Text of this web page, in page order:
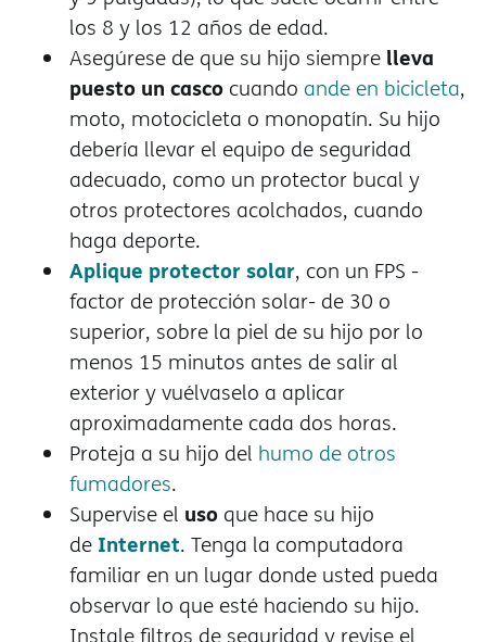
los 8 y los 12 años de edad.
Asegúrese de que su hijo siempre lleva
puesto un casco cuando ande en bicicleta,
moto, motocicleta o monopatín. Su hijo
debería llevar el equipo de seguridad
adecuado, como un protector bucal y
otros protectores acolchados, cuando
haga deporte.
Aplique protector solar, con un FPS -
factor de protección solar- de 30 o
superior, sobre la piel de su hijo por lo
menos 15 minutos antes de salir al
exterior y vuélvaselo a aplicar
aproximadamente cada dos horas.
Proteja a su hijo del humo de otros
fumadores.
Supervise el uso que hace su hijo
de Internet. Tenga la computadora
familiar en un lugar donde usted pueda
observar lo que esté haciendo su hijo.
Instale filtros de seguridad y revise el